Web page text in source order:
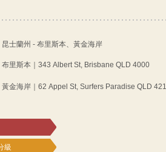
昆士蘭州 - 布里斯本、黃金海岸
布里斯本｜343 Albert St, Brisbane QLD 4000
黃金海岸｜62 Appel St, Surfers Paradise QLD
級